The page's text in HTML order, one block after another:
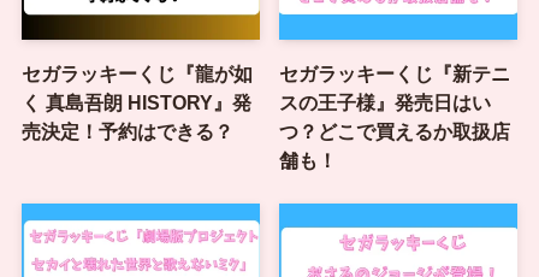
セガラッキーくじ『龍が如
く 真島吾朗 HISTORY』発
売決定！予約はできる？
セガラッキーくじ『新テニ
スの王子様』発売日はい
つ？どこで買えるか取扱店
舗も！